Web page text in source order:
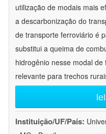
utilização de modais mais
a descarbonização do
de transporte ferroviário é
substitui a queima de
hidrogênio nesse modal
relevante para trechos
Instituição/UF/País: